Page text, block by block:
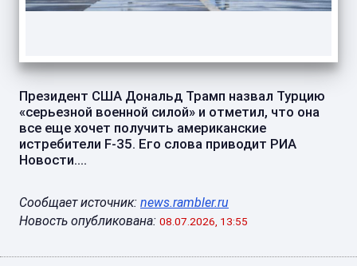
Президент США Дональд Трамп назвал Турцию
«серьезной военной силой» и отметил, что она
все еще хочет получить американские
истребители F-35. Его слова приводит РИА
Новости....
Сообщает источник: news.rambler.ru
Новость опубликована: 08.07.2026, 13:55